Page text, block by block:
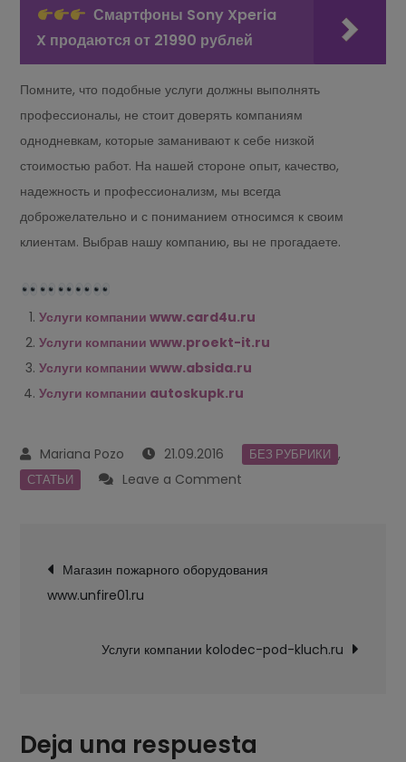
Смартфоны Sony Xperia
X продаются от 21990 рублей
Помните, что подобные услуги должны выполнять
профессионалы, не стоит доверять компаниям
однодневкам, которые заманивают к себе низкой
стоимостью работ. На нашей стороне опыт, качество,
надежность и профессионализм, мы всегда
доброжелательно и с пониманием относимся к своим
клиентам. Выбрав нашу компанию, вы не прогадаете.
Услуги компании www.card4u.ru
Услуги компании www.proekt-it.ru
Услуги компании www.absida.ru
Услуги компании autoskupk.ru
21.09.2016 БЕЗ РУБРИКИ ,
СТАТЬИ Leave a Comment
msk.ru
deМагазин пожарного оборудования
www.unfire01.ru
Услуги компании kolodec-pod-kluch.ru
Deja una respuesta